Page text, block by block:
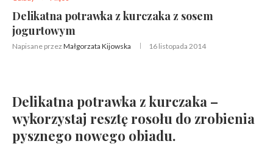
Delikatna potrawka z kurczaka z sosem
jogurtowym
Napisane przez Małgorzata Kijowska 16 listopada 2014
Delikatna potrawka z kurczaka –
wykorzystaj resztę rosołu do zrobienia
pysznego nowego obiadu.